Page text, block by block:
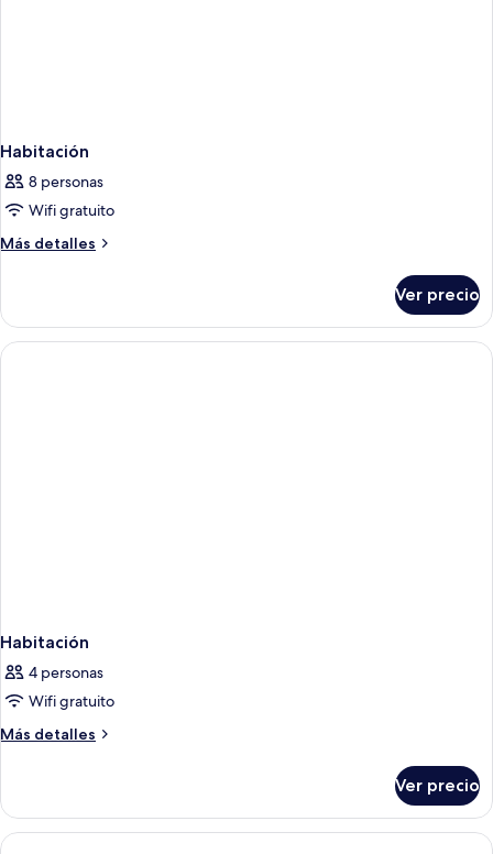
Habitación
8 personas
Wifi gratuito
Más detalles
Más
Ver precio
Habitación
4 personas
Wifi gratuito
Más detalles
Más
Ver precio